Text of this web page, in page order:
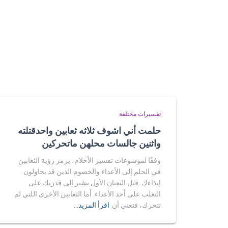
تفسيرات مختلفة
حلمت أني اشوف ثلاثه ثعابين واحدقتلته
واثنين جالسات محلهن ماتحركين
وفقًا لموسوعات تفسير الأحلام، يرمز رؤية الثعابين
في الحلم إلى الأعداء والخصوم الذين قد يحاولون
إيذاءك. قتل الثعبان الأول يشير إلى قدرتك على
التغلب على أحد الأعداء. أما الثعابين الأخرى اللتي لم
تتحرك، فتعني أن اقرأ المزيد…